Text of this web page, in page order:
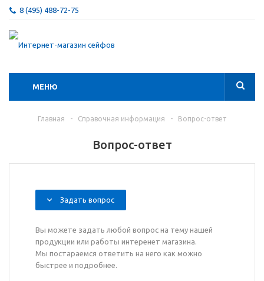
8 (495) 488-72-75
МЕНЮ
Главная - Справочная информация - Вопрос-ответ
Вопрос-ответ
Задать вопрос
Вы можете задать любой вопрос на тему нашей
продукции или работы интеренет магазина.
Мы постараемся ответить на него как можно
быстрее и подробнее.